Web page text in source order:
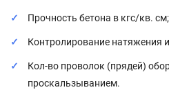
Прочность бетона в кгс/кв. см;
Контролирование натяжения
Кол-во проволок (прядей)
проскальзыванием.